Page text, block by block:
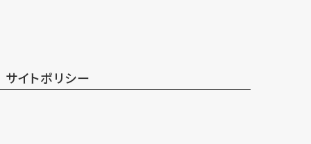
サイトポリシー